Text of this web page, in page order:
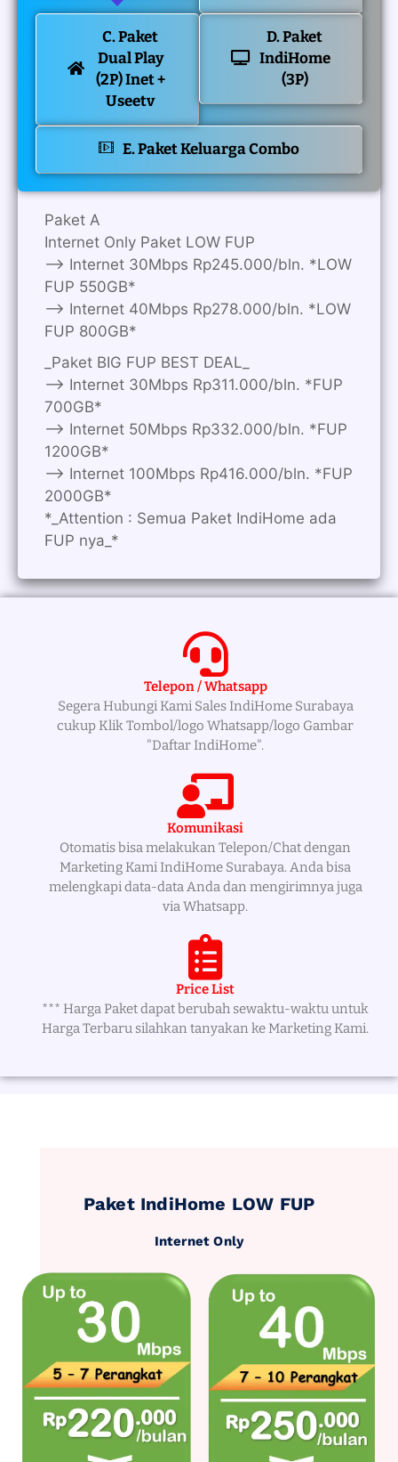
C. Paket
Dual Play
(2P) Inet +
Useetv
D. Paket
IndiHome
(3P)
E. Paket Keluarga Combo
Paket A
Internet Only Paket LOW FUP
—> Internet 30Mbps Rp245.000/bln. *LOW
FUP 550GB*
—> Internet 40Mbps Rp278.000/bln. *LOW
FUP 800GB*
_Paket BIG FUP BEST DEAL_
—> Internet 30Mbps Rp311.000/bln. *FUP
700GB*
—> Internet 50Mbps Rp332.000/bln. *FUP
1200GB*
—> Internet 100Mbps Rp416.000/bln. *FUP
2000GB*
*_Attention : Semua Paket IndiHome ada
FUP nya_*
Telepon / Whatsapp
Segera Hubungi Kami Sales IndiHome Surabaya
cukup Klik Tombol/logo Whatsapp/logo Gambar
"Daftar IndiHome".
Komunikasi
Otomatis bisa melakukan Telepon/Chat dengan
Marketing Kami IndiHome Surabaya. Anda bisa
melengkapi data-data Anda dan mengirimnya juga
via Whatsapp.
Price List
*** Harga Paket dapat berubah sewaktu-waktu untuk
Harga Terbaru silahkan tanyakan ke Marketing Kami.
Paket IndiHome LOW FUP
Internet Only